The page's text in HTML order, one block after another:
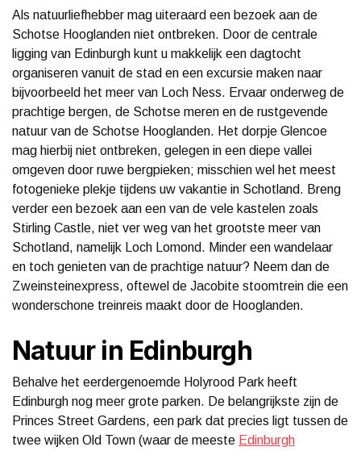
Als natuurliefhebber mag uiteraard een bezoek aan de
Schotse Hooglanden niet ontbreken. Door de centrale
ligging van Edinburgh kunt u makkelijk een dagtocht
organiseren vanuit de stad en een excursie maken naar
bijvoorbeeld het meer van Loch Ness. Ervaar onderweg de
prachtige bergen, de Schotse meren en de rustgevende
natuur van de Schotse Hooglanden. Het dorpje Glencoe
mag hierbij niet ontbreken, gelegen in een diepe vallei
omgeven door ruwe bergpieken; misschien wel het meest
fotogenieke plekje tijdens uw vakantie in Schotland. Breng
verder een bezoek aan een van de vele kastelen zoals
Stirling Castle, niet ver weg van het grootste meer van
Schotland, namelijk Loch Lomond. Minder een wandelaar
en toch genieten van de prachtige natuur? Neem dan de
Zweinsteinexpress, oftewel de Jacobite stoomtrein die een
wonderschone treinreis maakt door de Hooglanden.
Natuur in Edinburgh
Behalve het eerdergenoemde Holyrood Park heeft
Edinburgh nog meer grote parken. De belangrijkste zijn de
Princes Street Gardens, een park dat precies ligt tussen de
twee wijken Old Town (waar de meeste Edinburgh